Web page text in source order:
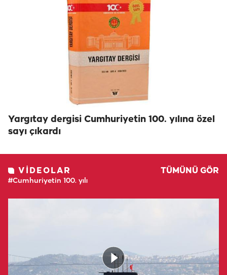
Yargıtay dergisi Cumhuriyetin 100. yılına özel
sayı çıkardı
VIDEOLAR TÜMÜNÜ GÖR
#Cumhuriyetin 100. yılı